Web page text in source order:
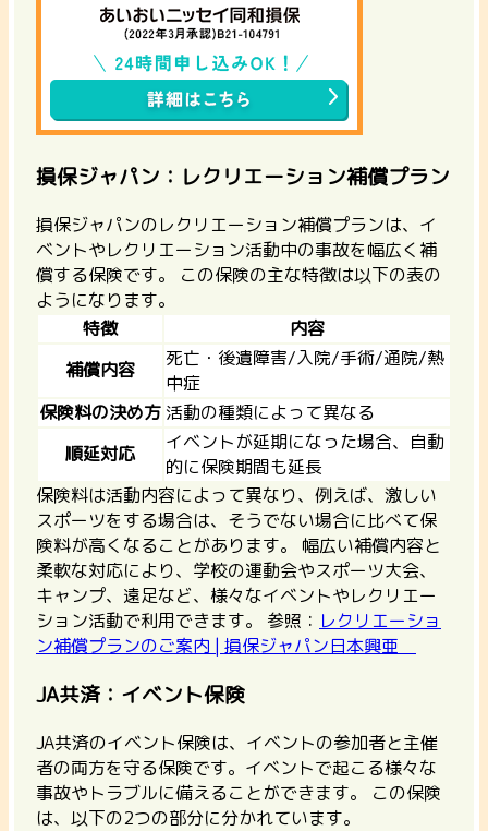
損保ジャパン：レクリエーション補償プラン
損保ジャパンのレクリエーション補償プランは、 イ
ベントやレクリエーション活動中の事故を幅広く補
償する保険です。 この保険の主な特徴は以下の表の
ようになります。
特徴
内容
補償内容
死亡・後遺障害/入院/手術/通院/熱
中症
保険料の決め方 活動の種類によって異なる
順延対応
イベントが延期になった場合、自動
的に保険期間も延長
保険料は活動内容によって異なり、例えば、激しい
スポーツをする場合は、そうでない場合に比べて保
険料が高くなることがあります。 幅広い補償内容と
柔軟な対応により、学校の運動会やスポーツ大会、
キャンプ、遠足など、様々なイベントやレクリエー
ション活動で利用できます。 参照： レクリエーショ
ン補償プランのご案内 | 損保ジャパン日本興亜
JA共済：イベント保険
JA共済のイベント保険は、 イベントの参加者と主催
者の両方を守る保険です。イベントで起こる様々な
事故やトラブルに備えることができます。 この保険
は、以下の2つの部分に分かれています。